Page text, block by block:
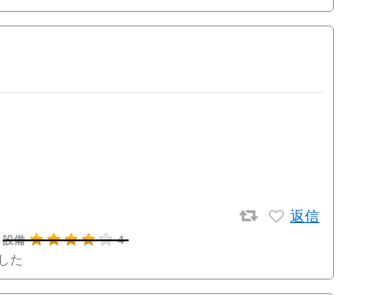
返信
設備 4
た